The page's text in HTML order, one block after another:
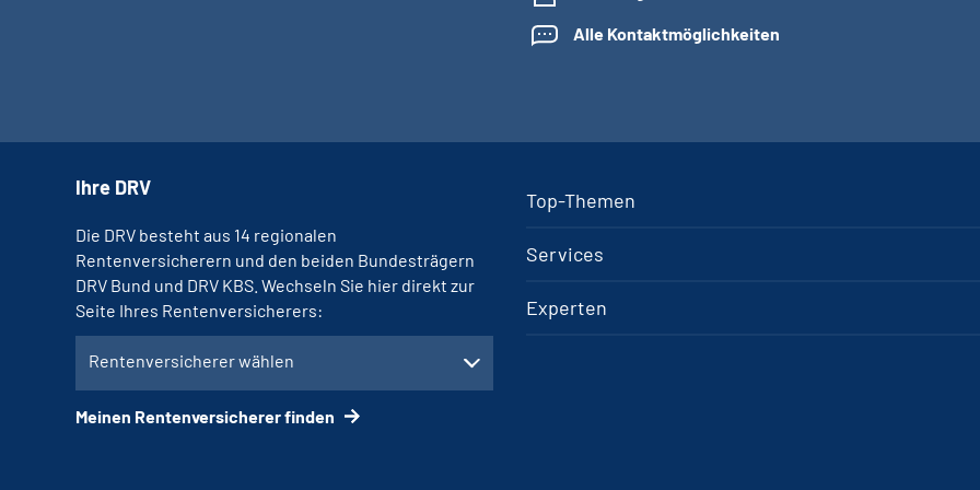
Alle Kontaktmöglichkeiten
Top-Themen
Services
Experten
Ihre DRV
Die DRV besteht aus 14 regionalen
Rentenversicherern und den beiden Bundesträgern
DRV Bund und DRV KBS. Wechseln Sie hier direkt zur
Seite Ihres Rentenversicherers:
Rentenversicherer wählen
Meinen Rentenversicherer finden